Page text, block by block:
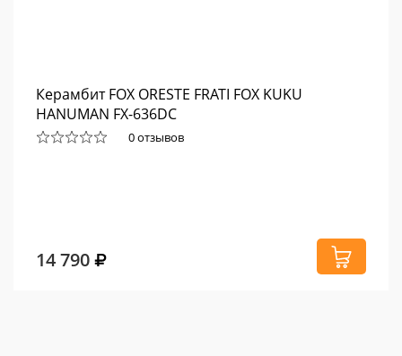
Керамбит FOX ORESTE FRATI FOX KUKU
HANUMAN FX-636DC
0 отзывов
14 790